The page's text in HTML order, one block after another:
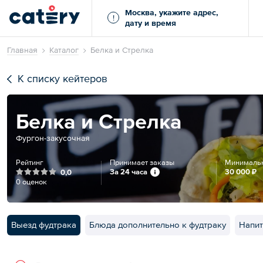
!
Москва, укажите адрес,
дату и время
Главная Каталог Белка и Стрелка
К списку кейтеров
Белка и Стрелка
Фургон-закусочная
Рейтинг
0,0
0 оценок
Принимает заказы
За 24 часа
30 000 ₽
Выезд фудтрака Блюда дополнительно к фудтраку